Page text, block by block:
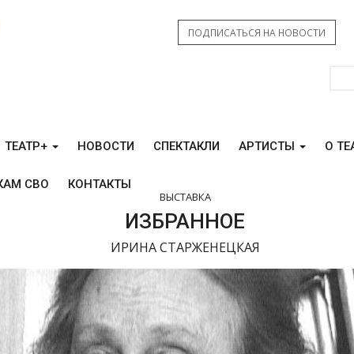
ПОДПИСАТЬСЯ НА НОВОСТИ
ТЕАТР+ НОВОСТИ СПЕКТАКЛИ АРТИСТЫ О
СВО
КОНТАКТЫ
ВЫСТАВКА
ИЗБРАННОЕ
ИРИНА СТАРЖЕНЕЦКАЯ